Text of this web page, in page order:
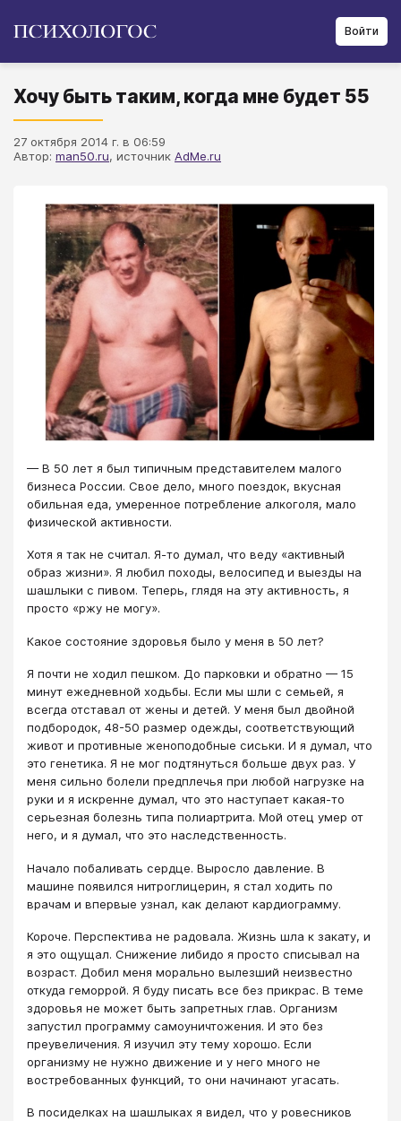
Войти
Хочу быть таким, когда мне будет 55
27 октября 2014 г. в 06:59
Автор: man50.ru, источник AdMe.ru
— В 50 лет я был типичным представителем малого
бизнеса России. Свое дело, много поездок, вкусная
обильная еда, умеренное потребление алкоголя, мало
физической активности.
Хотя я так не считал. Я-то думал, что веду «активный
образ жизни». Я любил походы, велосипед и выезды на
шашлыки с пивом. Теперь, глядя на эту активность, я
просто «ржу не могу».
Какое состояние здоровья было у меня в 50 лет?
Я почти не ходил пешком. До парковки и обратно — 15
минут ежедневной ходьбы. Если мы шли с семьей, я
всегда отставал от жены и детей. У меня был двойной
подбородок, 48-50 размер одежды, соответствующий
живот и противные женоподобные сиськи. И я думал, что
это генетика. Я не мог подтянуться больше двух раз. У
меня сильно болели предплечья при любой нагрузке на
руки и я искренне думал, что это наступает какая-то
серьезная болезнь типа полиартрита. Мой отец умер от
него, и я думал, что это наследственность.
Начало побаливать сердце. Выросло давление. В
машине появился нитроглицерин, я стал ходить по
врачам и впервые узнал, как делают кардиограмму.
Короче. Перспектива не радовала. Жизнь шла к закату, и
я это ощущал. Снижение либидо я просто списывал на
возраст. Добил меня морально вылезший неизвестно
откуда геморрой. Я буду писать все без прикрас. В теме
здоровья не может быть запретных глав. Организм
запустил программу самоуничтожения. И это без
преувеличения. Я изучил эту тему хорошо. Если
организму не нужно движение и у него много не
востребованных функций, то они начинают угасать.
В посиделках на шашлыках я видел, что у ровесников